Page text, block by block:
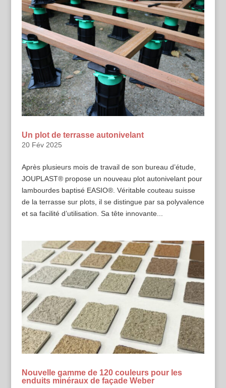
Un plot de terrasse autonivelant
20 Fév 2025
Après plusieurs mois de travail de son bureau d’étude,
JOUPLAST® propose un nouveau plot autonivelant pour
lambourdes baptisé EASIO®. Véritable couteau suisse
de la terrasse sur plots, il se distingue par sa polyvalence
et sa facilité d’utilisation. Sa tête innovante...
Nouvelle gamme de 120 couleurs pour les
enduits minéraux de façade Weber